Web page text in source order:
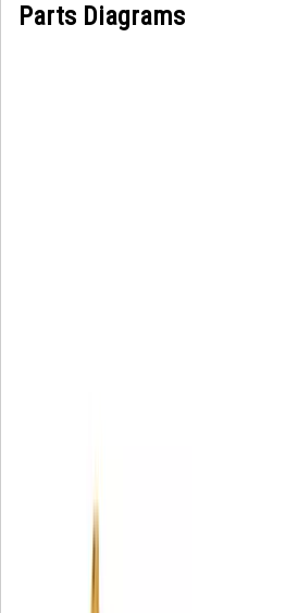
Parts Diagrams